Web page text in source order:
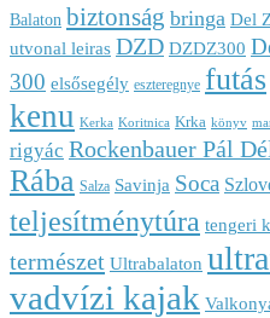
Balaton biztonság bringa Del
utvonal leiras DZD DZDZ300
300 elsősegély eszteregnye futás
kenu Kerka Koritnica Krka könyv
rigyác Rockenbauer Pál
Rába Salza Savinja Soca
teljesítménytúra tengeri
természet Ultrabalaton
vadvízi kajak